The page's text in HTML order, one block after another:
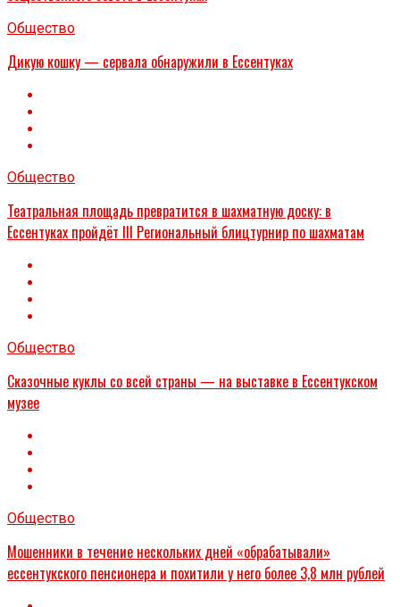
Общество
Дикую кошку — сервала обнаружили в Ессентуках
Общество
Театральная площадь превратится в шахматную доску: в
Ессентуках пройдёт III Региональный блицтурнир по шахматам
Общество
Сказочные куклы со всей страны — на выставке в Ессентукском
музее
Общество
Мошенники в течение нескольких дней «обрабатывали»
ессентукского пенсионера и похитили у него более 3,8 млн рублей